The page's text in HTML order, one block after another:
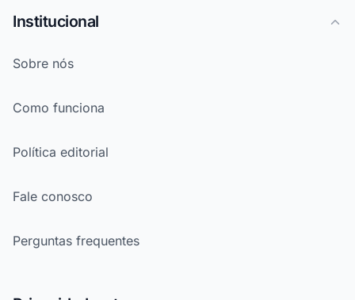
Institucional
Sobre nós
Como funciona
Política editorial
Fale conosco
Perguntas frequentes